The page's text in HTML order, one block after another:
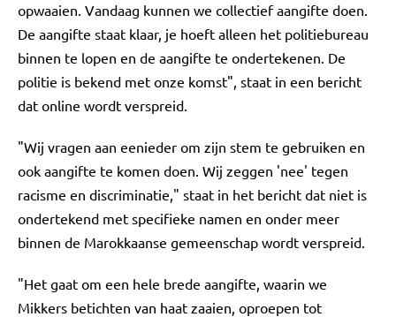
opwaaien. Vandaag kunnen we collectief aangifte doen.
De aangifte staat klaar, je hoeft alleen het politiebureau
binnen te lopen en de aangifte te ondertekenen. De
politie is bekend met onze komst", staat in een bericht
dat online wordt verspreid.
"Wij vragen aan eenieder om zijn stem te gebruiken en
ook aangifte te komen doen. Wij zeggen 'nee' tegen
racisme en discriminatie," staat in het bericht dat niet is
ondertekend met specifieke namen en onder meer
binnen de Marokkaanse gemeenschap wordt verspreid.
"Het gaat om een hele brede aangifte, waarin we
Mikkers betichten van haat zaaien, oproepen tot